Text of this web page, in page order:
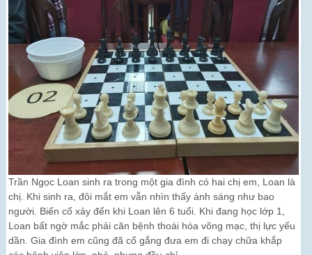
Trần Ngọc Loan sinh ra trong một gia đình có hai chị em, Loan là
chị. Khi sinh ra, đôi mắt em vẫn nhìn thấy ánh sáng như bao
người. Biến cố xảy đến khi Loan lên 6 tuổi. Khi đang học lớp 1,
Loan bất ngờ mắc phải căn bệnh thoái hóa võng mạc, thị lực yếu
dần. Gia đình em cũng đã cố gắng đưa em đi chạy chữa khắp